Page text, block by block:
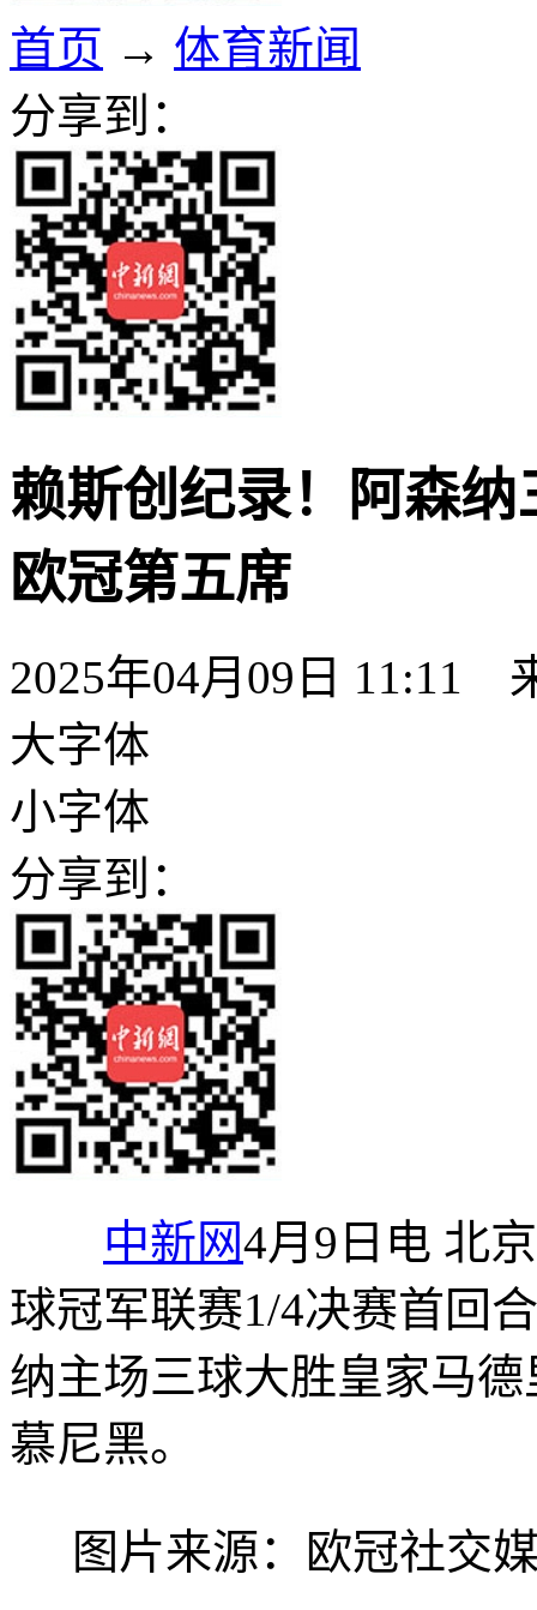
首页 → 体育新闻
分享到：
赖斯创纪录！阿森
欧冠第五席
2025年04月09日 11:11
大字体
小字体
分享到：
中新网4月9日电 北
球冠军联赛1/4决赛首回
纳主场三球大胜皇家马
慕尼黑。
图片来源：欧冠社交